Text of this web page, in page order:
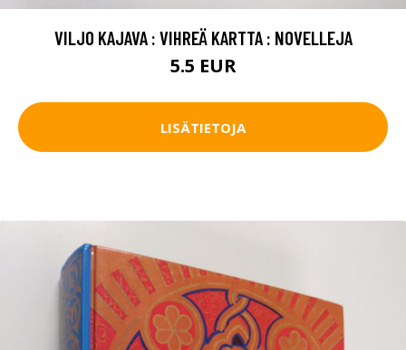
VILJO KAJAVA : VIHREÄ KARTTA : NOVELLEJA
5.5 EUR
LISÄTIETOJA